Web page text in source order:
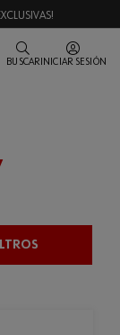
BUSCAR INICIAR SESIÓN